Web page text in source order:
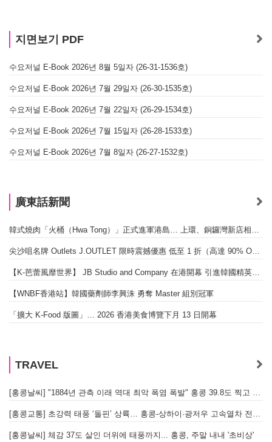
지면보기 PDF
수요저널 E-Book 2026년 8월 5일자 (26-31-1536호)
수요저널 E-Book 2026년 7월 29일자 (26-30-1535호)
수요저널 E-Book 2026년 7월 22일자 (26-29-1534호)
수요저널 E-Book 2026년 7월 15일자 (26-28-1533호)
수요저널 E-Book 2026년 7월 8일자 (26-27-1532호)
廣東話新聞
韓式燒肉「火桶（Hwa Tong）」正式進軍港島… 上環、銅鑼灣新店相繼開幕
尖沙咀名牌 Outlets J.OUTLET 限時震撼優惠 低至 1 折（高達 90% OFF）
【K-芭蕾風靡世界】 JB Studio and Company 在港開幕 引進韓國精英芭蕾教育系統
【WNBF香港站】韓國藥劑師李興洙 勇奪 Master 組別冠軍
「擴大 K-Food 版圖」… 2026 香港美食博覽下月 13 日開幕
TRAVEL
[홍콩날씨] "1884년 관측 이래 역대 최악 폭염 폭발" 홍콩 39.8도 찍고 역대 최고 기록 경신
[홍콩교통] 초강력 태풍 ‘돌핀’ 상륙… 홍콩-상하이·광저우 고속열차 전면 중단
[홍콩날씨] 체감 37도 살인 더위에 태풍까지... 홍콩, 주말 내내 '초비상'